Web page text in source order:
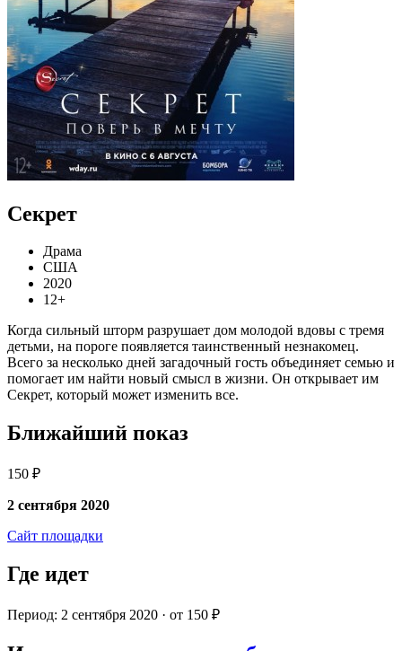
Секрет
Драма
США
2020
12+
Когда сильный шторм разрушает дом молодой вдовы с тремя
детьми, на пороге появляется таинственный незнакомец.
Всего за несколько дней загадочный гость объединяет семью и
помогает им найти новый смысл в жизни. Он открывает им
Секрет, который может изменить все.
Ближайший показ
150 ₽
2 сентября 2020
Сайт площадки
Где идет
Период: 2 сентября 2020 · от 150 ₽